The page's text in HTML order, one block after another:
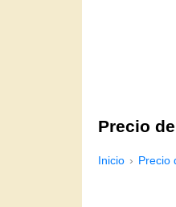
Precio
Inicio Precio